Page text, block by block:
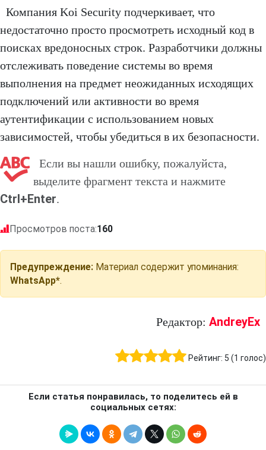
Компания Koi Security подчеркивает, что
недостаточно просто просмотреть исходный код в
поисках вредоносных строк. Разработчики должны
отслеживать поведение системы во время
выполнения на предмет неожиданных исходящих
подключений или активности во время
аутентификации с использованием новых
зависимостей, чтобы убедиться в их безопасности.
Если вы нашли ошибку, пожалуйста,
выделите фрагмент текста и нажмите
Ctrl+Enter.
Просмотров поста:160
Предупреждение: Материал содержит упоминания:
WhatsApp*.
Редактор: AndreyEx
Рейтинг: 5 (1 голос)
Если статья понравилась, то поделитесь ей в
социальных сетях: